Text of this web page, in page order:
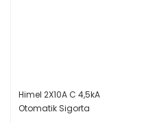
Himel 2X10A C 4,5kA
Otomatik Sigorta